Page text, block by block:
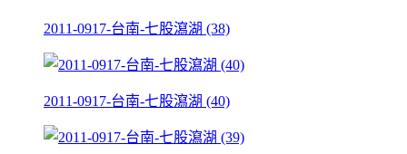
2011-0917-台南-七股瀉湖 (38)
2011-0917-台南-七股瀉湖 (40)